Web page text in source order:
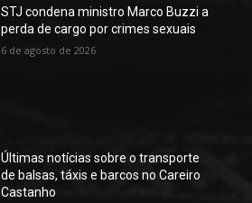
STJ condena ministro Marco Buzzi a
perda de cargo por crimes sexuais
6 de agosto de 2026
Últimas notícias sobre o transporte
de balsas, táxis e barcos no Careiro
Castanho